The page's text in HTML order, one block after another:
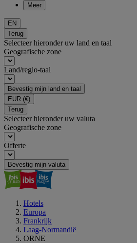
Meer
EN
Terug
Selecteer hieronder uw land en taal
Geografische zone
Land/regio-taal
Bevestig mijn land en taal
EUR (€)
Terug
Selecteer hieronder uw valuta
Geografische zone
Offerte
Bevestig mijn valuta
Hotels
Europa
Frankrijk
Laag-Normandië
ORNE